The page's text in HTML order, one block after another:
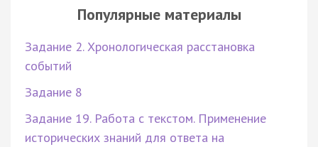
Популярные материалы
Задание 2. Хронологическая расстановка
событий
Задание 8
Задание 19. Работа с текстом. Применение
исторических знаний для ответа на